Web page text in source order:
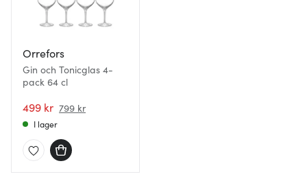
Orrefors
Gin och Tonicglas 4-
pack 64 cl
499 kr 799 kr
I lager